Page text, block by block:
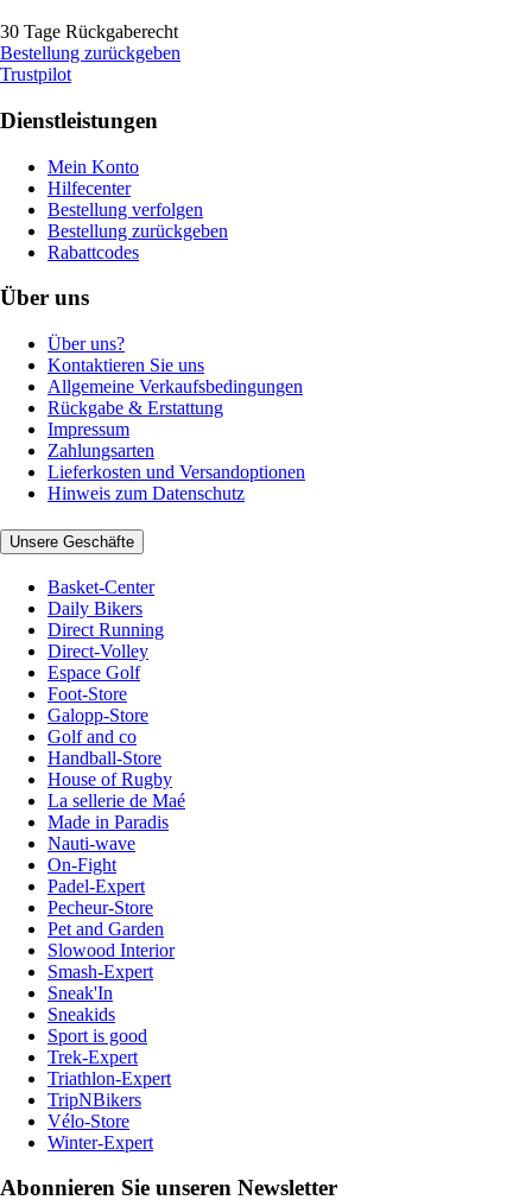
30 Tage Rückgaberecht
Bestellung zurückgeben
Trustpilot
Dienstleistungen
Mein Konto
Hilfecenter
Bestellung verfolgen
Bestellung zurückgeben
Rabattcodes
Über uns
Über uns?
Kontaktieren Sie uns
Allgemeine Verkaufsbedingungen
Rückgabe & Erstattung
Impressum
Zahlungsarten
Lieferkosten und Versandoptionen
Hinweis zum Datenschutz
Unsere Geschäfte
Basket-Center
Daily Bikers
Direct Running
Direct-Volley
Espace Golf
Foot-Store
Galopp-Store
Golf and co
Handball-Store
House of Rugby
La sellerie de Maé
Made in Paradis
Nauti-wave
On-Fight
Padel-Expert
Pecheur-Store
Pet and Garden
Slowood Interior
Smash-Expert
Sneak'In
Sneakids
Sport is good
Trek-Expert
Triathlon-Expert
TripNBikers
Vélo-Store
Winter-Expert
Abonnieren Sie unseren Newsletter